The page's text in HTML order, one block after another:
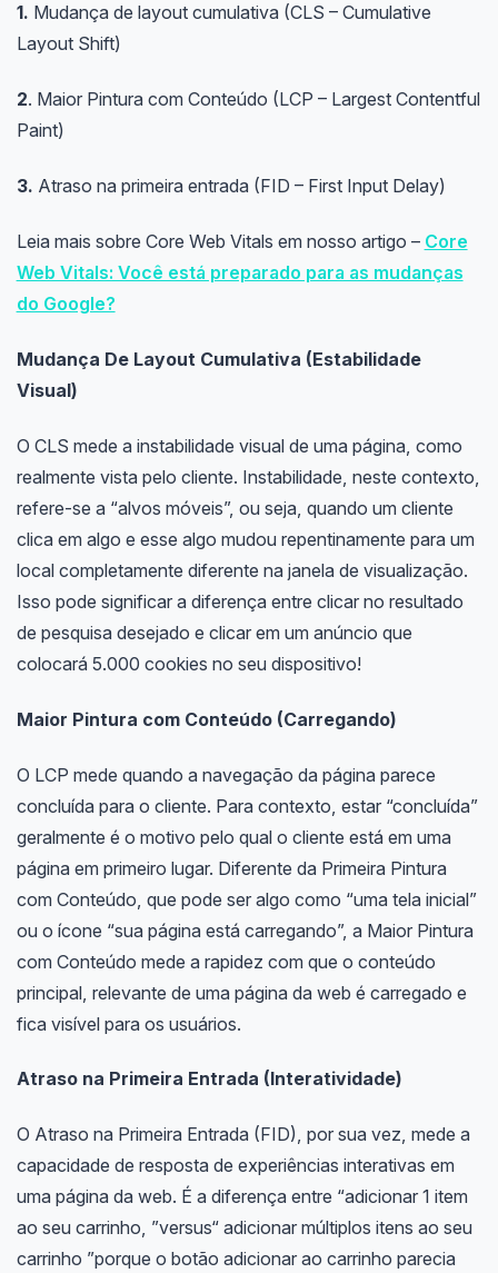
1. Mudança de layout cumulativa (CLS – Cumulative
Layout Shift)
2. Maior Pintura com Conteúdo (LCP – Largest Contentful
Paint)
3. Atraso na primeira entrada (FID – First Input Delay)
Leia mais sobre Core Web Vitals em nosso artigo – Core
Web Vitals: Você está preparado para as mudanças
do Google?
Mudança De Layout Cumulativa (Estabilidade
Visual)
O CLS mede a instabilidade visual de uma página, como
realmente vista pelo cliente. Instabilidade, neste contexto,
refere-se a “alvos móveis”, ou seja, quando um cliente
clica em algo e esse algo mudou repentinamente para um
local completamente diferente na janela de visualização.
Isso pode significar a diferença entre clicar no resultado
de pesquisa desejado e clicar em um anúncio que
colocará 5.000 cookies no seu dispositivo!
Maior Pintura com Conteúdo (Carregando)
O LCP mede quando a navegação da página parece
concluída para o cliente. Para contexto, estar “concluída”
geralmente é o motivo pelo qual o cliente está em uma
página em primeiro lugar. Diferente da Primeira Pintura
com Conteúdo, que pode ser algo como “uma tela inicial”
ou o ícone “sua página está carregando”, a Maior Pintura
com Conteúdo mede a rapidez com que o conteúdo
principal, relevante de uma página da web é carregado e
fica visível para os usuários.
Atraso na Primeira Entrada (Interatividade)
O Atraso na Primeira Entrada (FID), por sua vez, mede a
capacidade de resposta de experiências interativas em
uma página da web. É a diferença entre “adicionar 1 item
ao seu carrinho, ”versus“ adicionar múltiplos itens ao seu
carrinho ”porque o botão adicionar ao carrinho parecia